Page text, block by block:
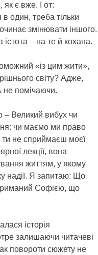
є вже. І от:
один, треба тільки
змінювати іншого.
істота – на те й кохана.
«із цим жити»,
світу? Адже,
не помічаючи.
– Великий вибух чи
чи маємо ми право
ти не сприймаєш моєї
лекції, вона
життям, у якому
надії. Я запитаю: Що
Софією, що
історія
залишаючи читачеві
повороти сюжету не